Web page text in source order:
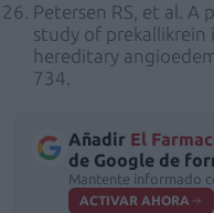
Petersen RS, et al. A
study of
hereditary
734.
Añadir El
de Google de
Mantente informado
ACTIVAR AHORA